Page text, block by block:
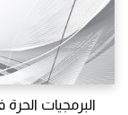
البرمجيات